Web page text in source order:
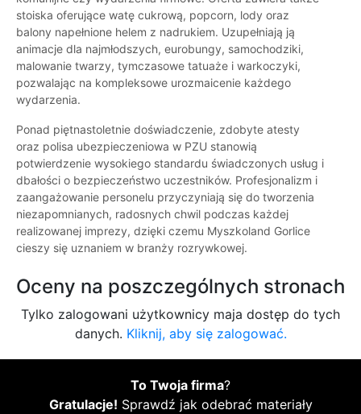
stoiska oferujące watę cukrową, popcorn, lody oraz
balony napełnione helem z nadrukiem. Uzupełniają ją
animacje dla najmłodszych, eurobungy, samochodziki,
malowanie twarzy, tymczasowe tatuaże i warkoczyki,
pozwalając na kompleksowe urozmaicenie każdego
wydarzenia.
Ponad piętnastoletnie doświadczenie, zdobyte atesty
oraz polisa ubezpieczeniowa w PZU stanowią
potwierdzenie wysokiego standardu świadczonych usług i
dbałości o bezpieczeństwo uczestników. Profesjonalizm i
zaangażowanie personelu przyczyniają się do tworzenia
niezapomnianych, radosnych chwil podczas każdej
realizowanej imprezy, dzięki czemu Myszkoland Gorlice
cieszy się uznaniem w branży rozrywkowej.
Oceny na poszczególnych stronach
Tylko zalogowani użytkownicy maja dostęp do tych
danych. Kliknij, aby się zalogować.
To Twoja firma?
Gratulacje! Sprawdź jak odebrać materiały